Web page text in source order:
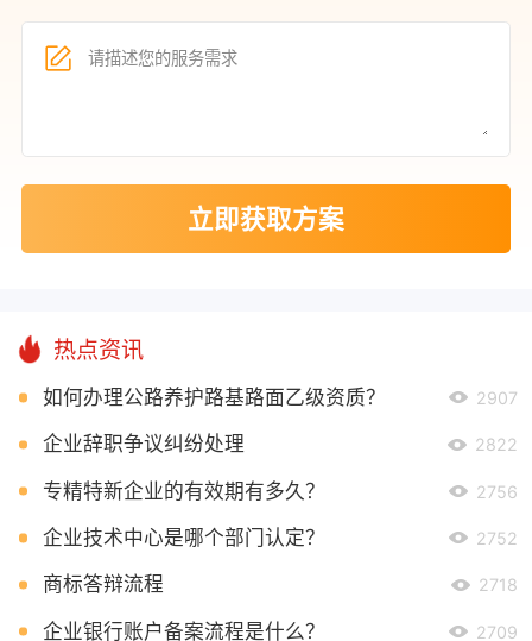
立即获取方案
热点资讯
如何办理公路养护路基路面乙级资质？ 2907
企业辞职争议纠纷处理 2822
专精特新企业的有效期有多久？ 2756
企业技术中心是哪个部门认定？ 2752
商标答辩流程 2718
企业银行账户备案流程是什么？ 2709